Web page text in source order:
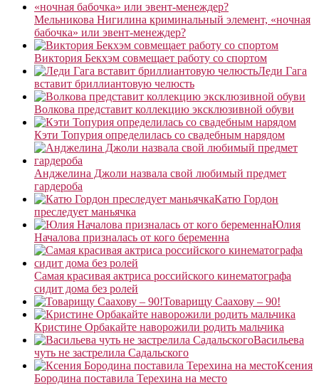
Мельникова Нигилина криминальный элемент, «ночная
бабочка» или эвент-менеждер?
Виктория Бекхэм совмещает работу со спортом
Леди Гага
вставит бриллиантовую челюсть
Волкова представит коллекцию эксклюзивной обуви
Кэти Топурия определилась со свадебным нарядом
Анджелина Джоли назвала свой любимый предмет
гардероба
Катю Гордон
преследует маньячка
Юлия
Началова призналась от кого беременна
Самая красивая актриса российского кинематографа
сидит дома без ролей
Товарищу Саахову – 90!
Кристине Орбакайте наворожили родить мальчика
Васильева
чуть не застрелила Садальского
Ксения
Бородина поставила Терехина на место